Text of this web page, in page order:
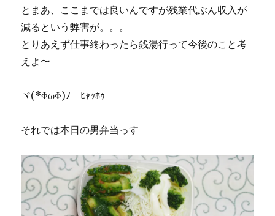
とまあ、ここまでは良いんですが残業代ぶん収入が
減るという弊害が。。。
とりあえず仕事終わったら銭湯行って今後のこと考
えよ〜
ヾ(*ΦωΦ)ﾉ ﾋｬｯﾎｩ
それでは本日の男弁当っす